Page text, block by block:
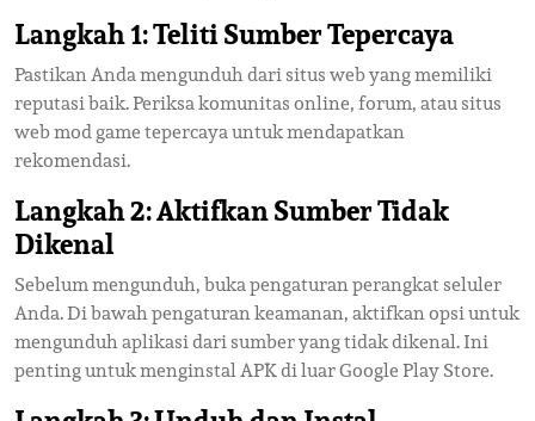
Langkah 1: Teliti Sumber Tepercaya
Pastikan Anda mengunduh dari situs web yang memiliki
reputasi baik. Periksa komunitas online, forum, atau situs
web mod game tepercaya untuk mendapatkan
rekomendasi.
Langkah 2: Aktifkan Sumber Tidak
Dikenal
Sebelum mengunduh, buka pengaturan perangkat seluler
Anda. Di bawah pengaturan keamanan, aktifkan opsi untuk
mengunduh aplikasi dari sumber yang tidak dikenal. Ini
penting untuk menginstal APK di luar Google Play Store.